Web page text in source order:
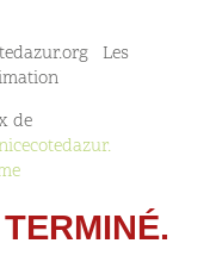
Les
de